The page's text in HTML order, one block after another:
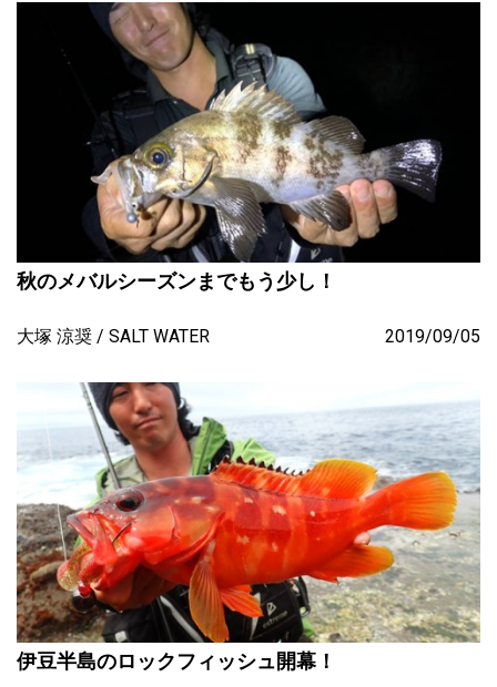
秋のメバルシーズンまでもう少し！
大塚 涼奨 SALT WATER 2019/09/05
伊豆半島のロックフィッシュ開幕！